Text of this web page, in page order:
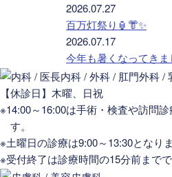
2026.07.27
百万灯祭り🏮👘✨
2026.07.17
今年も暑くなってきま
【休診日】木曜、日祝
※14:00～16:00は手術・検査や訪問
す。
※土曜日の診療は9:00～13:30となりま
※受付終了は診療時間の15分前までで